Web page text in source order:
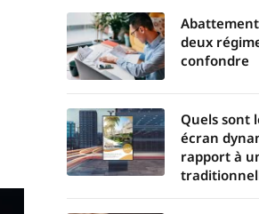
deux
confondre
Quels sont
écran
rapport à